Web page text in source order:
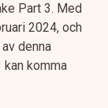
Part 3. Med
2024, och
denna
komma